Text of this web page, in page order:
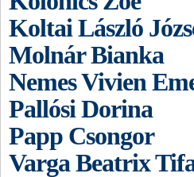
Koltai László
Molnár Bianka
Nemes Vivien
Pallósi Dorina
Papp Csongor
Varga Beatrix